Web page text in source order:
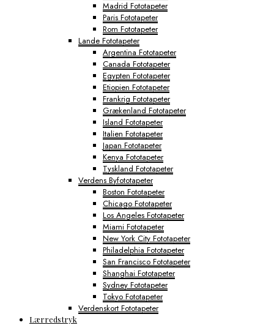
Madrid Fototapeter
Paris Fototapeter
Rom Fototapeter
Lande Fototapeter
Argentina Fototapeter
Canada Fototapeter
Egypten Fototapeter
Etiopien Fototapeter
Frankrig Fototapeter
Grækenland Fototapeter
Island Fototapeter
Italien Fototapeter
Japan Fototapeter
Kenya Fototapeter
Tyskland Fototapeter
Verdens Byfototapeter
Boston Fototapeter
Chicago Fototapeter
Los Angeles Fototapeter
Miami Fototapeter
New York City Fototapeter
Philadelphia Fototapeter
San Francisco Fototapeter
Shanghai Fototapeter
Sydney Fototapeter
Tokyo Fototapeter
Verdenskort Fototapeter
Lærredstryk